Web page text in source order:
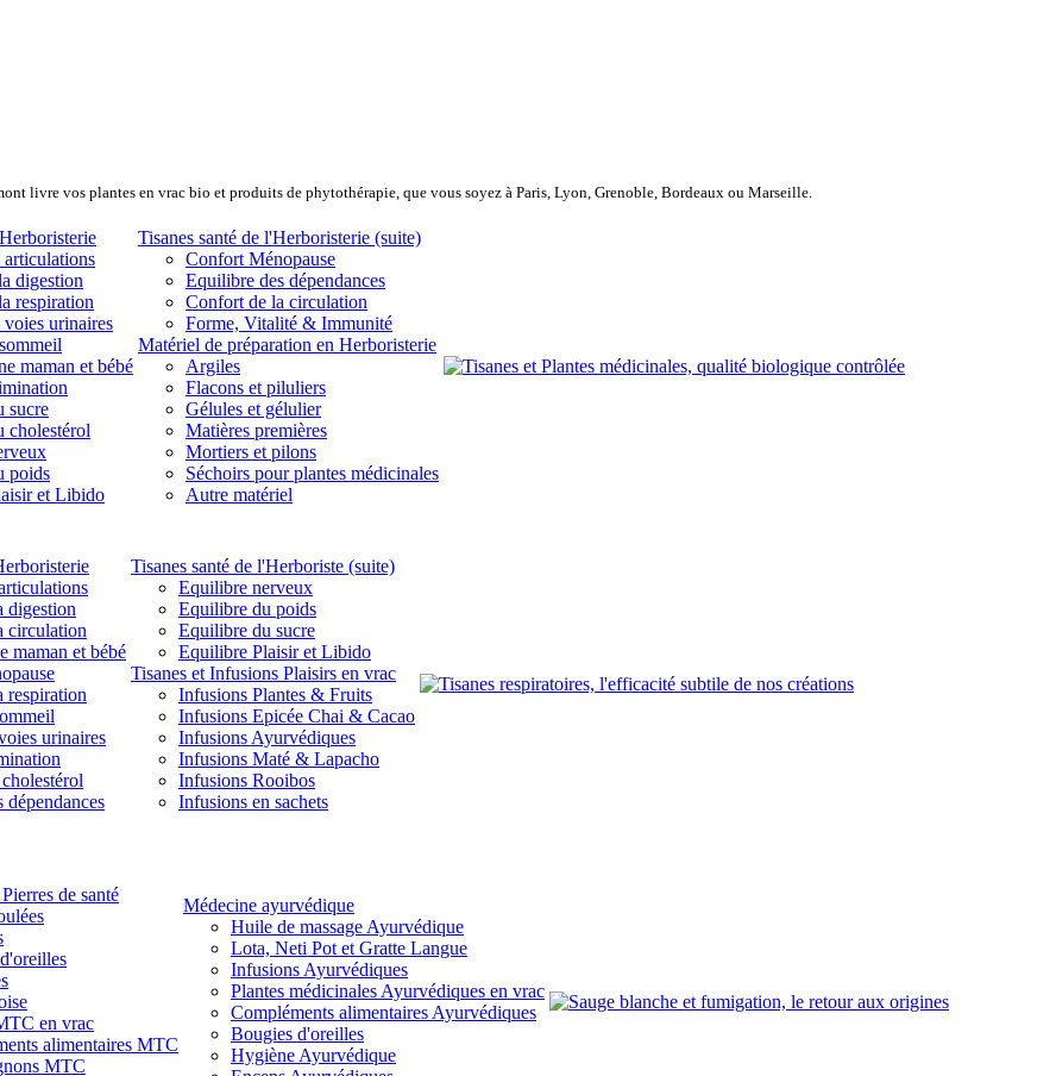
livre vos plantes en vrac bio et produits de phytothérapie, que vous soyez à Paris, Lyon, Grenoble, Bordeaux ou Marseille.
digestion
respiration
urinaires
maman et bébé
sucre
cholestérol
poids
et Libido
Tisanes santé de l'Herboristerie (suite)
Confort Ménopause
Equilibre des dépendances
Confort de la circulation
Forme, Vitalité & Immunité
Matériel de préparation en Herboristerie
Argiles
Flacons et piluliers
Gélules et gélulier
Matières premières
Mortiers et pilons
Séchoirs pour plantes médicinales
Autre matériel
digestion
circulation
maman et bébé
respiration
urinaires
Tisanes santé de l'Herboriste (suite)
Equilibre nerveux
Equilibre du poids
Equilibre du sucre
Equilibre Plaisir et Libido
Tisanes et Infusions Plaisirs en vrac
Infusions Plantes & Fruits
Infusions Epicée Chai & Cacao
Infusions Ayurvédiques
Infusions Maté & Lapacho
Infusions Rooibos
Infusions en sachets
de santé
en vrac
alimentaires MTC
MTC
Médecine ayurvédique
Huile de massage Ayurvédique
Lota, Neti Pot et Gratte Langue
Infusions Ayurvédiques
Plantes médicinales Ayurvédiques en vrac
Compléments alimentaires Ayurvédiques
Bougies d'oreilles
Hygiène Ayurvédique